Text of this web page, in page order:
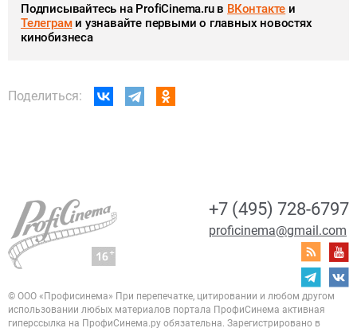
Подписывайтесь на ProfiCinema.ru в ВКонтакте и
Телеграми узнавайте первыми о главных новостях
кинобизнеса
Поделиться:
+7 (495) 728-6797
proficinema@gmail.com
© ООО «Профисинема» При перепечатке, цитировании и любом другом
использовании любых материалов портала ПрофиСинема активная
гиперссылка на ПрофиСинема.ру обязательна. Зарегистрировано в